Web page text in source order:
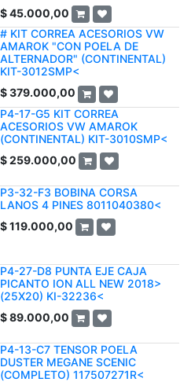
$45.000,00
# KIT CORREA ACESORIOS VW
AMAROK "CON POELA DE
ALTERNADOR" (CONTINENTAL)
KIT-3012SMP<
$379.000,00
P4-17-G5 KIT CORREA
ACESORIOS VW AMAROK
(CONTINENTAL) KIT-3010SMP<
$259.000,00
P3-32-F3 BOBINA CORSA
LANOS 4 PINES 8011040380<
$119.000,00
P4-27-D8 PUNTA EJE CAJA
PICANTO ION ALL NEW 2018>
(25X20) KI-32236<
$89.000,00
P4-13-C7 TENSOR POELA
DUSTER MEGANE SCENIC
(COMPLETO) 117507271R<